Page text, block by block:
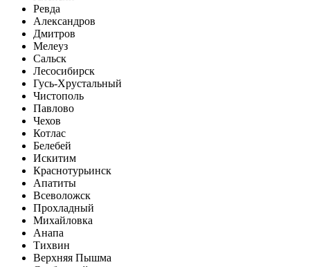
Ревда
Александров
Дмитров
Мелеуз
Сальск
Лесосибирск
Гусь-Хрустальный
Чистополь
Павлово
Чехов
Котлас
Белебей
Искитим
Краснотурьинск
Апатиты
Всеволожск
Прохладный
Михайловка
Анапа
Тихвин
Верхняя Пышма